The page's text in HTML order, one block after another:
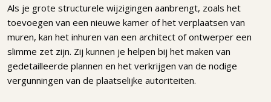
Als je grote structurele wijzigingen aanbrengt, zoals het
toevoegen van een nieuwe kamer of het verplaatsen van
muren, kan het inhuren van een architect of ontwerper een
slimme zet zijn. Zij kunnen je helpen bij het maken van
gedetailleerde plannen en het verkrijgen van de nodige
vergunningen van de plaatselijke autoriteiten.